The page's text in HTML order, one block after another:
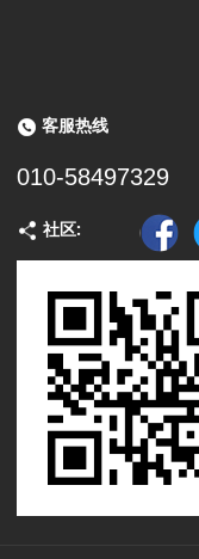
客服热线
010-58497329
社区: